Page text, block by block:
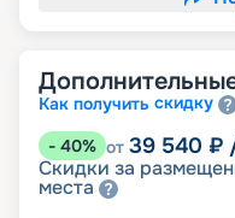
Как получить скидку
- 40% от 39 540 ₽
Скидки за
места